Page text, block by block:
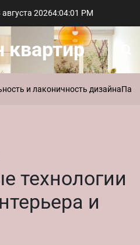
20264:04:02 PM
квартир
лаконичность дизайна
технологии
и